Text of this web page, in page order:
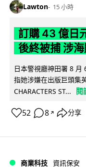
Lawton 15 小時
訂購 43 億日
後終被捕 涉
日本警視廳神田署 8 月
指她涉嫌在出版巨頭集
CHARACTERS ST...
閱
52 8 ↗ 分享
商業科技 資訊保安